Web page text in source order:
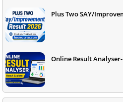
Plus Two SAY/
Online Result